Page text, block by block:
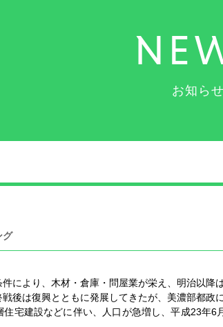
お知らせ
グ
により、木材・倉庫・問屋業が栄え、明治以降
後は復興とともに発展してきたが、美濃部都政
宅建設などに伴い、人口が急増し、平成23年6